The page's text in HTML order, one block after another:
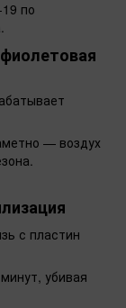
по
— воздух
с пластин
убивая